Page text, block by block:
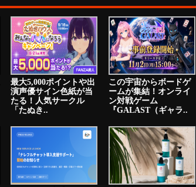
最大5,000ポイントや出
演声優サイン色紙が当
たる！人気サークル
「たぬき..
この宇宙からボードゲ
ームが集結！オンライ
ン対戦ゲーム
『GALAST（ギャラ..